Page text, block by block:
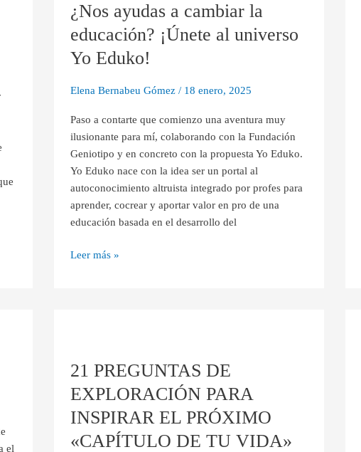
¿Nos ayudas a cambiar la
educación? ¡Únete al universo
Yo Eduko!
Elena Bernabeu Gómez / 18 enero, 2025
Paso a contarte que comienzo una aventura muy
ilusionante para mí, colaborando con la Fundación
Geniotipo y en concreto con la propuesta Yo Eduko.
Yo Eduko nace con la idea ser un portal al
autoconocimiento altruista integrado por profes para
aprender, cocrear y aportar valor en pro de una
educación basada en el desarrollo del
a
cambiar
la
educación?
al
Leer más »
el
21 PREGUNTAS DE
EXPLORACIÓN PARA
INSPIRAR EL PRÓXIMO
«CAPÍTULO DE TU VIDA»
DE
PARA
INSPIRAR
EL